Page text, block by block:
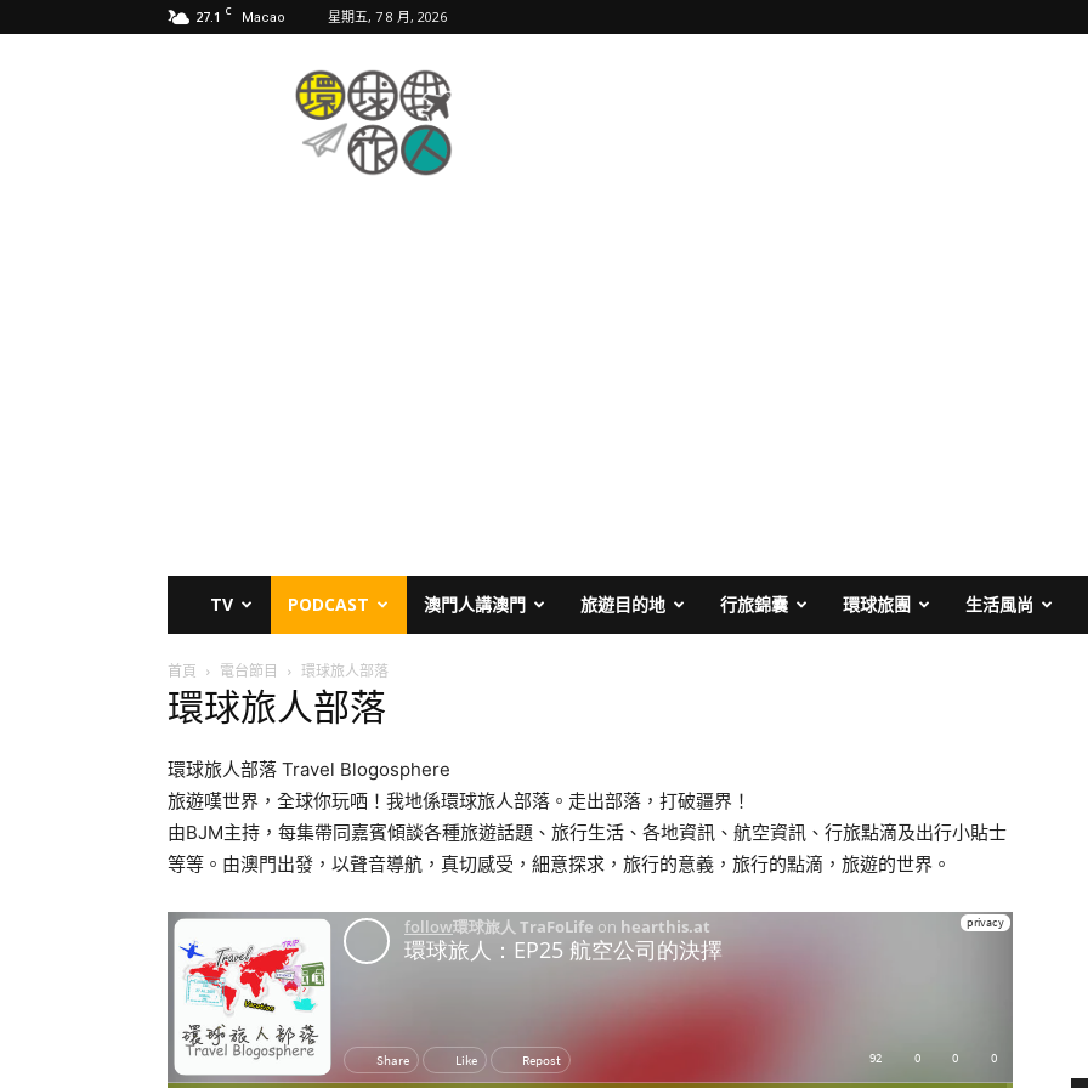
27.1 C Macao 星期五, 7 8 月, 2026
TV PODCAST 澳門人講澳門 旅遊目的地 行旅錦囊 環球旅團 生活風尚
首頁 電台節目 環球旅人部落
環球旅人部落
環球旅人部落 Travel Blogosphere
旅遊嘆世界，全球你玩哂！我地係環球旅人部落。走出部落，打破疆界！
由BJM主持，每集帶同嘉賓傾談各種旅遊話題、旅行生活、各地資訊、航空資訊、行旅點滴及出行小貼士
等等。由澳門出發，以聲音導航，真切感受，細意探求，旅行的意義，旅行的點滴，旅遊的世界。